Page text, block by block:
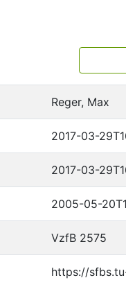
Reger, Max
2017-03-
2017-03-
2005-05-
VzfB 2575
https://